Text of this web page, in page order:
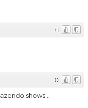
+1
0
shows...